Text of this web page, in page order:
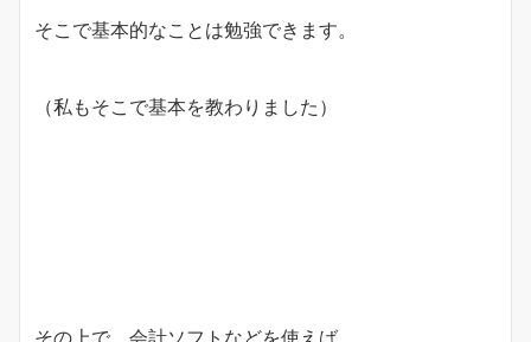
そこで基本的なことは勉強できます。
（私もそこで基本を教わりました）
その上で、会計ソフトなどを使えば